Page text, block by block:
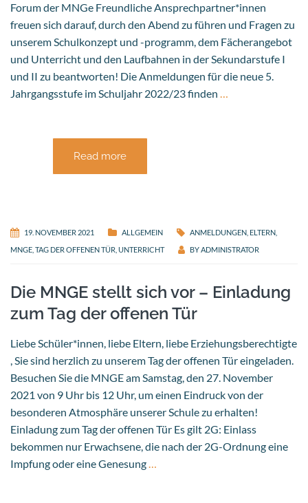
Forum der MNGe Freundliche Ansprechpartner*innen
freuen sich darauf, durch den Abend zu führen und Fragen zu
unserem Schulkonzept und -programm, dem Fächerangebot
und Unterricht und den Laufbahnen in der Sekundarstufe I
und II zu beantworten! Die Anmeldungen für die neue 5.
Jahrgangsstufe im Schuljahr 2022/23 finden …
Read more
19. NOVEMBER 2021 ALLGEMEIN ANMELDUNGEN ELTERN
MNGE TAG DER OFFENEN TÜR UNTERRICHT BYADMINISTRATOR
Die MNGE stellt sich vor – Einladung
zum Tag der offenen Tür
Liebe Schüler*innen, liebe Eltern, liebe Erziehungsberechtigte
, Sie sind herzlich zu unserem Tag der offenen Tür eingeladen.
Besuchen Sie die MNGE am Samstag, den 27. November
2021 von 9 Uhr bis 12 Uhr, um einen Eindruck von der
besonderen Atmosphäre unserer Schule zu erhalten!
Einladung zum Tag der offenen Tür Es gilt 2G: Einlass
bekommen nur Erwachsene, die nach der 2G-Ordnung eine
Impfung oder eine Genesung…